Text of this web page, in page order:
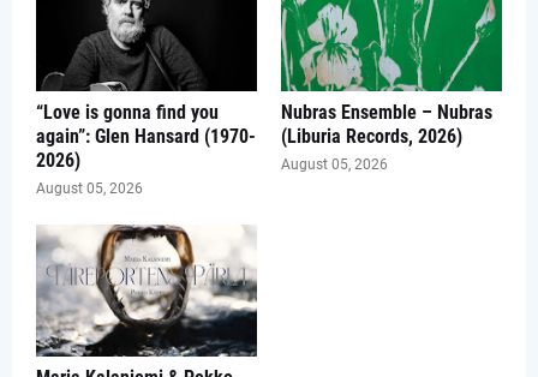
“Love is gonna find you
again”: Glen Hansard (1970-
2026)
August 05, 2026
Nubras Ensemble – Nubras
(Liburia Records, 2026)
August 05, 2026